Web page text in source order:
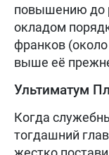
повышению до
окладом
франков
выше её
Ультиматум
Когда
тогдашний